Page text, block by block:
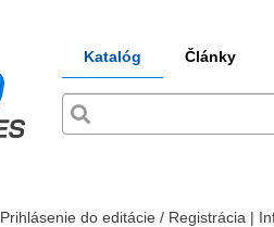
Katalóg Články
Prihlásenie do editácie / Registrácia |